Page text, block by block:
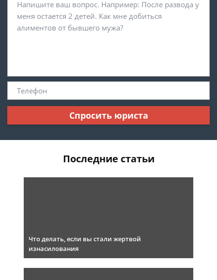
Спросить юриста
Последние статьи
Что делать, если вы стали жертвой
изнасилования